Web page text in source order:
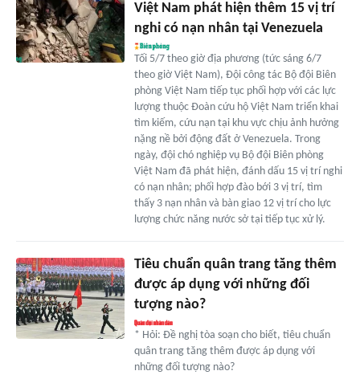
Việt Nam phát hiện thêm 15 vị trí
nghi có nạn nhân tại Venezuela
Tối 5/7 theo giờ địa phương (tức sáng 6/7
theo giờ Việt Nam), Đội công tác Bộ đội Biên
phòng Việt Nam tiếp tục phối hợp với các lực
lượng thuộc Đoàn cứu hộ Việt Nam triển khai
tìm kiếm, cứu nạn tại khu vực chịu ảnh hưởng
nặng nề bởi động đất ở Venezuela. Trong
ngày, đội chó nghiệp vụ Bộ đội Biên phòng
Việt Nam đã phát hiện, đánh dấu 15 vị trí nghi
có nạn nhân; phối hợp đào bới 3 vị trí, tìm
thấy 3 nạn nhân và bàn giao 12 vị trí cho lực
lượng chức năng nước sở tại tiếp tục xử lý.
Tiêu chuẩn quân trang tăng thêm
được áp dụng với những đối
tượng nào?
* Hỏi: Đề nghị tòa soạn cho biết, tiêu chuẩn
quân trang tăng thêm được áp dụng với
những đối tượng nào?